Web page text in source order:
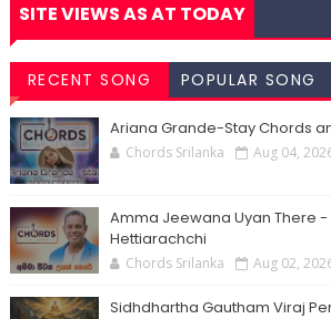
SITE VIEWS AS AT TODAY
RECENT SONG
CHORDS
POPULAR SONG
Ariana Grande-Stay Chords
Chords Srilanka Aug 04,
Amma Jeewana Uyan There
Hettiarachchi
Chords Srilanka Aug 02,
Sidhdhartha Gautham Viraj